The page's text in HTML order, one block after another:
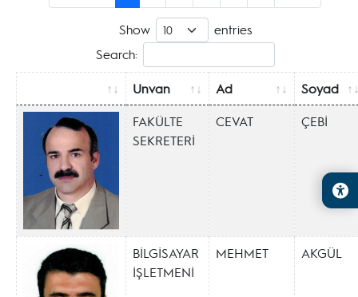
Show
entries
Search:
Unvan Ad
Soyad
FAKÜLTE
SEKRETERİ
CEVAT ÇEBİ
BİLGİSAYAR
İŞLETMENİ
MEHMET AKGÜL